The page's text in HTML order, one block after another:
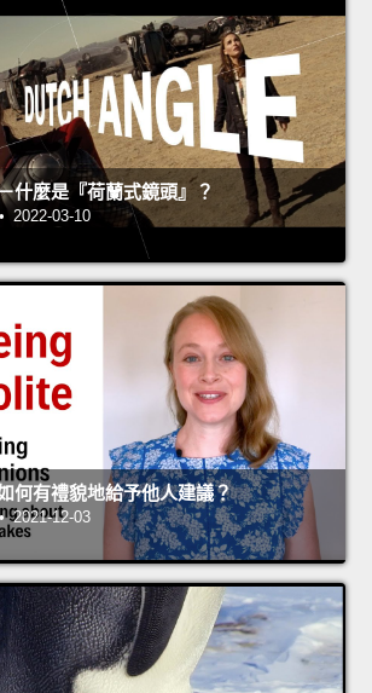
什麼是『荷蘭式鏡頭』？
2022-03-10
何有禮貌地給予他人建議？
2021-12-03